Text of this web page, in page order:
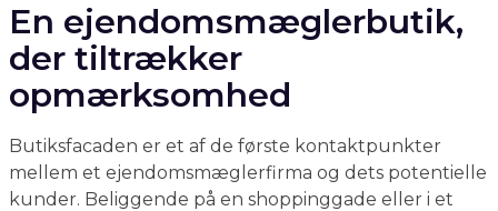
En ejendomsmæglerbutik,
der tiltrækker
opmærksomhed
Butiksfacaden er et af de første kontaktpunkter
mellem et ejendomsmæglerfirma og dets potentielle
kunder. Beliggende på en shoppinggade eller i et